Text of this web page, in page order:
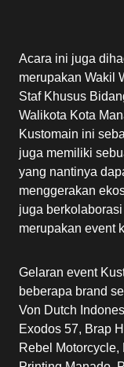
Acara ini juga
merupakan Wakil
Staf Khusus
Walikota Kota
Kustomain ini
juga memiliki
yang nantinya
menggerakan
juga berkolaborasi
merupakan event
Gelaran event
beberapa brand
Von Dutch
Exodos 57, Brap
Rebel Motorcycle,